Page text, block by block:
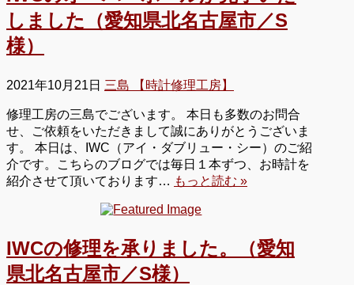
しました（愛知県北名古屋市／S
様）
2021年10月21日 三島 【時計修理工房】
修理工房の三島でございます。 本日も多数のお問合
せ、ご依頼をいただきまして誠にありがとうございま
す。 本日は、IWC（アイ・ダブリュー・シー）のご紹
介です。こちらのブログでは毎日１本ずつ、お時計を
紹介させて頂いております… もっと読む »
IWCの修理を承りました。（愛知
県北名古屋市／S様）